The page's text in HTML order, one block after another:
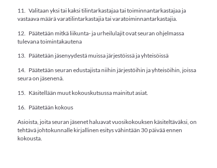
11. Valitaan yksi tai kaksi tilintarkastajaa tai toiminnantarkastajaa ja
vastaava määrä varatilintarkastajia tai varatoiminnantarkastajia.
12. Päätetään mitkä liikunta- ja urheilulajit ovat seuran ohjelmassa
tulevana toimintakautena
13. Päätetään jäsenyydestä muissa järjestöissä ja yhteisöissä
14. Päätetään seuran edustajista niihin järjestöihin ja yhteisöihin, joissa
seura on jäsenenä.
15. Käsitellään muut kokouskutsussa mainitut asiat.
16. Päätetään kokous
Asioista, joita seuran jäsenet haluavat vuosikokouksen käsiteltäväksi, on
tehtävä johtokunnalle kirjallinen esitys vähintään 30 päivää ennen
kokousta.